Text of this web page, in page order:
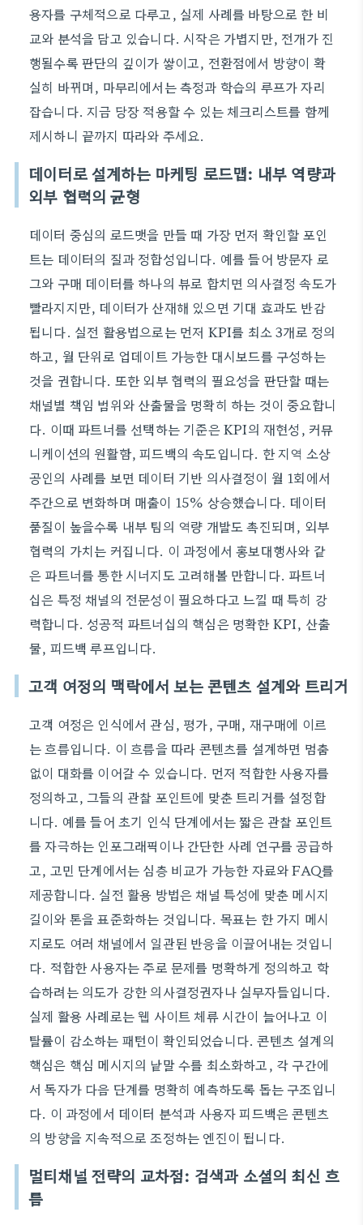
용자를 구체적으로 다루고, 실제 사례를 바탕으로 한 비
교와 분석을 담고 있습니다. 시작은 가볍지만, 전개가 진
행될수록 판단의 깊이가 쌓이고, 전환점에서 방향이 확
실히 바뀌며, 마무리에서는 측정과 학습의 루프가 자리
잡습니다. 지금 당장 적용할 수 있는 체크리스트를 함께
제시하니 끝까지 따라와 주세요.
데이터로 설계하는 마케팅 로드맵: 내부 역량과
외부 협력의 균형
데이터 중심의 로드맷을 만들 때 가장 먼저 확인할 포인
트는 데이터의 질과 정합성입니다. 예를 들어 방문자 로
그와 구매 데이터를 하나의 뷰로 합치면 의사결정 속도가
빨라지지만, 데이터가 산재해 있으면 기대 효과도 반감
됩니다. 실전 활용법으로는 먼저 KPI를 최소 3개로 정의
하고, 월 단위로 업데이트 가능한 대시보드를 구성하는
것을 권합니다. 또한 외부 협력의 필요성을 판단할 때는
채널별 책임 범위와 산출물을 명확히 하는 것이 중요합니
다. 이때 파트너를 선택하는 기준은 KPI의 재현성, 커뮤
니케이션의 원활함, 피드백의 속도입니다. 한 지역 소상
공인의 사례를 보면 데이터 기반 의사결정이 월 1회에서
주간으로 변화하며 매출이 15% 상승했습니다. 데이터
품질이 높을수록 내부 팀의 역량 개발도 촉진되며, 외부
협력의 가치는 커집니다. 이 과정에서 홍보대행사와 같
은 파트너를 통한 시너지도 고려해볼 만합니다. 파트너
십은 특정 채널의 전문성이 필요하다고 느낄 때 특히 강
력합니다. 성공적 파트너십의 핵심은 명확한 KPI, 산출
물, 피드백 루프입니다.
고객 여정의 맥락에서 보는 콘텐츠 설계와 트리거
고객 여정은 인식에서 관심, 평가, 구매, 재구매에 이르
는 흐름입니다. 이 흐름을 따라 콘텐츠를 설계하면 멈춤
없이 대화를 이어갈 수 있습니다. 먼저 적합한 사용자를
정의하고, 그들의 관찰 포인트에 맞춘 트리거를 설정합
니다. 예를 들어 초기 인식 단계에서는 짧은 관찰 포인트
를 자극하는 인포그래픽이나 간단한 사례 연구를 공급하
고, 고민 단계에서는 심층 비교가 가능한 자료와 FAQ를
제공합니다. 실전 활용 방법은 채널 특성에 맞춘 메시지
길이와 톤을 표준화하는 것입니다. 목표는 한 가지 메시
지로도 여러 채널에서 일관된 반응을 이끌어내는 것입니
다. 적합한 사용자는 주로 문제를 명확하게 정의하고 학
습하려는 의도가 강한 의사결정권자나 실무자들입니다.
실제 활용 사례로는 웹 사이트 체류 시간이 늘어나고 이
탈률이 감소하는 패턴이 확인되었습니다. 콘텐츠 설계의
핵심은 핵심 메시지의 낱말 수를 최소화하고, 각 구간에
서 독자가 다음 단계를 명확히 예측하도록 돕는 구조입니
다. 이 과정에서 데이터 분석과 사용자 피드백은 콘텐츠
의 방향을 지속적으로 조정하는 엔진이 됩니다.
멀티채널 전략의 교차점: 검색과 소셜의 최신 흐
름